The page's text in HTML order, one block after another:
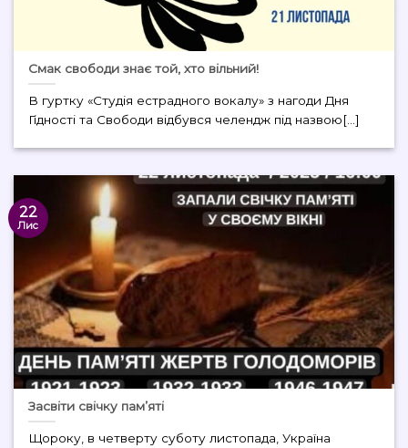
Смак свободи знає той, хто вільний!
В гуртку «Студія естрадного вокалу» з нагоди Дня
Гідності та Свободи відбувся челендж під назвою[...]
Засвіти свічку пам’яті
Щороку, в четверту суботу листопада, Україна
22
Лис